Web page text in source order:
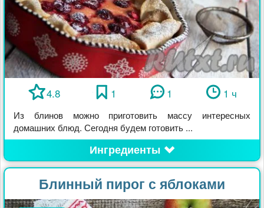
4.8 1 1 1 ч
Из блинов можно приготовить массу интересных
домашних блюд. Сегодня будем готовить ...
Ингредиенты
Блинный пирог с яблоками